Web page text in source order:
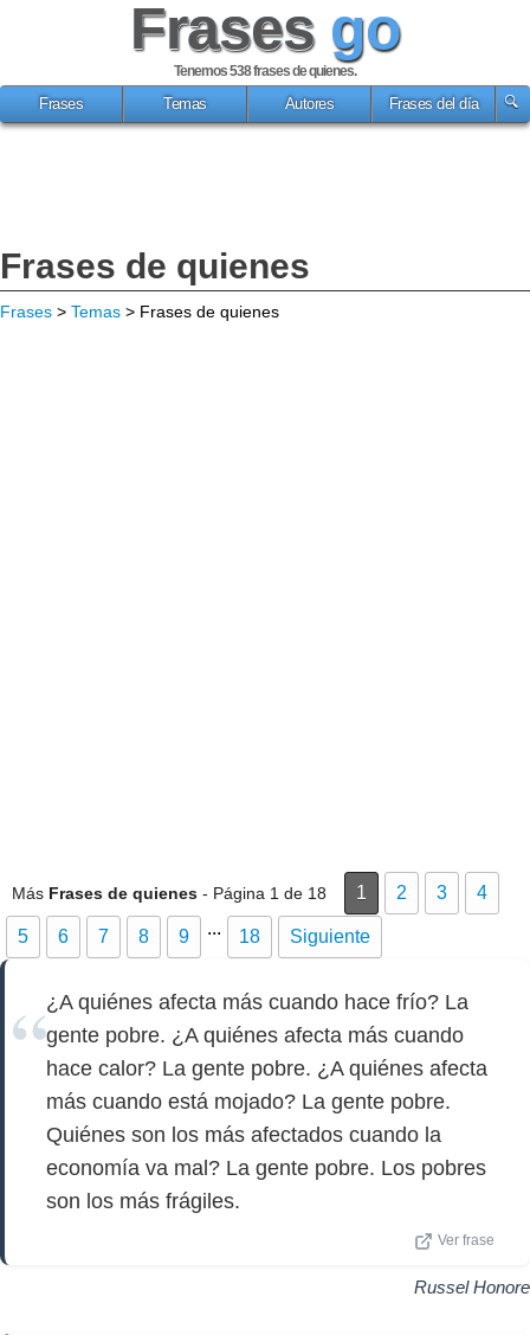
Frases go
Tenemos 538frases de quienes.
Frases
Temas Autores Frases del día
Frases de quienes
Frases > Temas > Frases de quienes
Más Frases de quienes - Página 1 de 18 1 2 3 4
5 6 7 8 9 ... 18 Siguiente
¿A quiénes afecta más cuando hace frío? La
gente pobre. ¿A quiénes afecta más cuando
hace calor? La gente pobre. ¿A quiénes afecta
más cuando está mojado? La gente pobre.
Quiénes son los más afectados cuando la
economía va mal? La gente pobre. Los pobres
son los más frágiles.
Ver frase
Russel Honore